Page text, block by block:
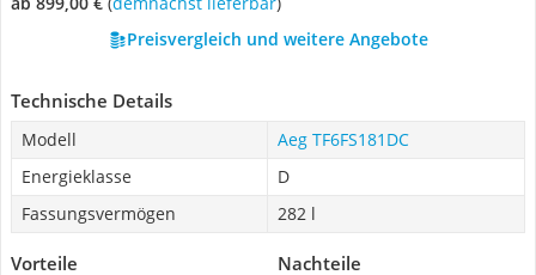
Preisvergleich und weitere Angebote
Technische Details
Modell
Aeg TF6FS181DC
Energieklasse
D
Fassungsvermögen
282 l
Vorteile Nachteile